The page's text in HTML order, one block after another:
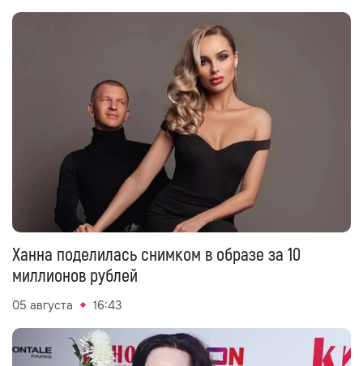
Ханна поделилась снимком в образе за 10
миллионов рублей
05 августа 16:43